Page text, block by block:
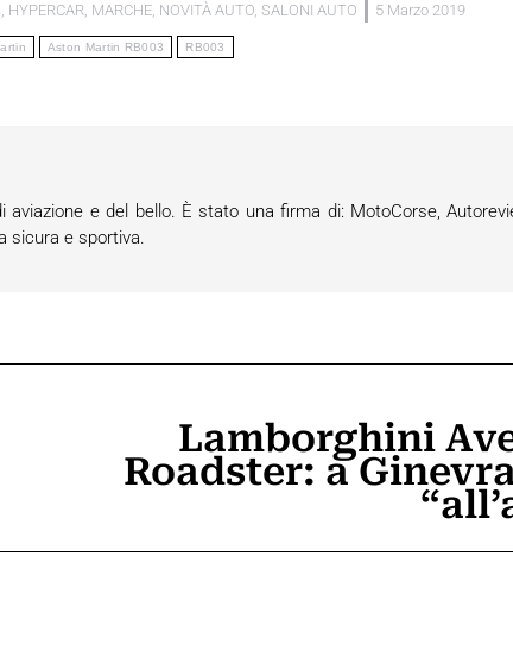
, HYPERCAR, MARCHE, NOVITÀ AUTO, SALONI AUTO 5 Marzo 2019
Aston Martin RB003 RB003
e del bello. È stato una firma di: MotoCorse,
sicura e sportiva.
Prossimo
Lamborghini
Roadster: a